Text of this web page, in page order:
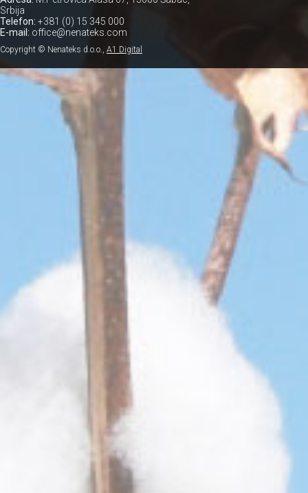
Srbija
Telefon: +381 (0) 15 345 000
E-mail: office@nenateks.com
Copyright © Nenateks d.o.o., A1 Digital